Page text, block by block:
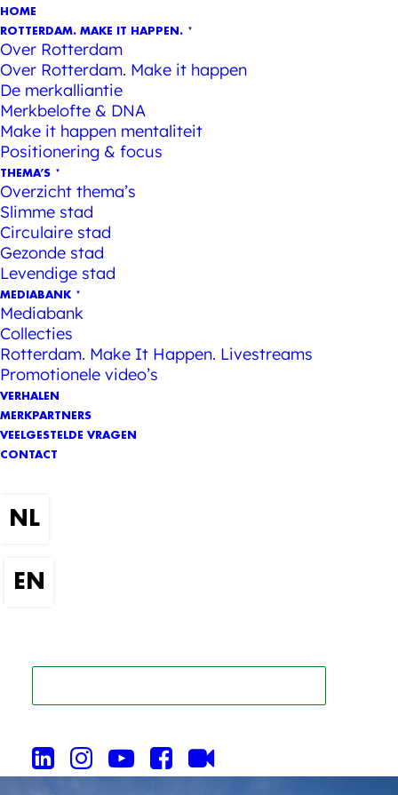
HOME
ROTTERDAM. MAKE IT HAPPEN.
Over Rotterdam
Over Rotterdam. Make it happen
De merkalliantie
Merkbelofte & DNA
Make it happen mentaliteit
Positionering & focus
THEMA’S
Overzicht thema’s
Slimme stad
Circulaire stad
Gezonde stad
Levendige stad
MEDIABANK
Mediabank
Collecties
Rotterdam. Make It Happen. Livestreams
Promotionele video’s
VERHALEN
MERKPARTNERS
VEELGESTELDE VRAGEN
CONTACT